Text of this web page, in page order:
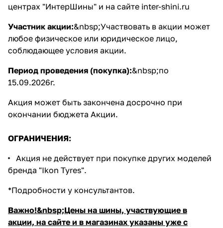
центрах "ИнтерШины" и на сайте inter-shini.ru
Участник акции:&nbsp;Участвовать в акции может
любое физическое или юридическое лицо,
соблюдающее условия акции.
Период проведения (покупка):&nbsp;по
15.09.2026г.
Акция может быть закончена досрочно при
окончании бюджета Акции.
ОГРАНИЧЕНИЯ:
Акция не действует при покупке других моделей
бренда "Ikon Tyres".
*Подробности у консультантов.
Важно!&nbsp;Цены на шины, участвующие в
акции, на сайте и в магазинах указаны уже с